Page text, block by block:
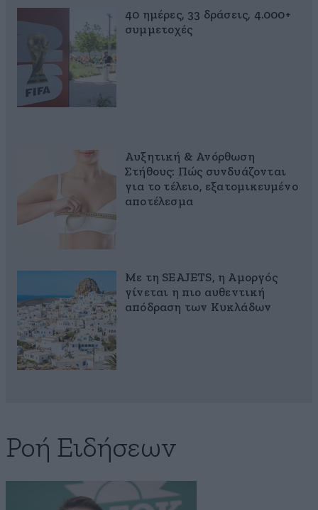
40 ημέρες, 33 δράσεις, 4.000+
συμμετοχές
Αυξητική & Ανόρθωση
Στήθους: Πώς συνδυάζονται
για το τέλειο, εξατομικευμένο
αποτέλεσμα
Με τη SEAJETS, η Αμοργός
γίνεται η πιο αυθεντική
απόδραση των Κυκλάδων
Ροή Ειδήσεων